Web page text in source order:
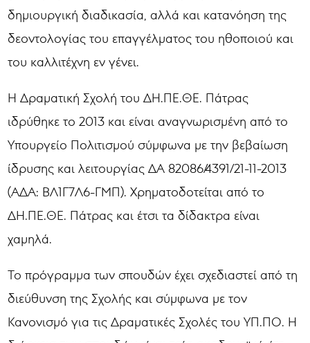
δημιουργική διαδικασία, αλλά και κατανόηση της
δεοντολογίας του επαγγέλματος του ηθοποιού και
του καλλιτέχνη εν γένει.
Η Δραματική Σχολή του ΔΗ.ΠΕ.ΘΕ. Πάτρας
ιδρύθηκε το 2013 και είναι αναγνωρισμένη από το
Υπουργείο Πολιτισμού σύμφωνα με την βεβαίωση
ίδρυσης και λειτουργίας ΔΑ 82086/4391/21-11-2013
(ΑΔΑ: ΒΛ1Γ7Λ6-ΓΜΠ). Χρηματοδοτείται από το
ΔΗ.ΠΕ.ΘΕ. Πάτρας και έτσι τα δίδακτρα είναι
χαμηλά.
Το πρόγραμμα των σπουδών έχει σχεδιαστεί από τη
διεύθυνση της Σχολής και σύμφωνα με τον
Κανονισμό για τις Δραματικές Σχολές του ΥΠ.ΠΟ. Η